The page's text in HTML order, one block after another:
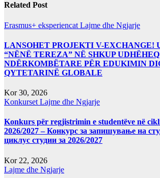
Related Post
Erasmus+ eksperiencat Lajme dhe Ngjarje
LANSOHET PROJEKTI V-EXCHANGE!
“NËNË TEREZA” NË SHKUP
NDËRKOMBËTARE PËR EDUKIMIN
QYTETARINË GLOBALE
Kor 30, 2026
Konkurset Lajme dhe Ngjarje
Konkurs për regjistrimin e studentëve në
2026/2027 – Конкурс за запишување на
циклус студии за 2026/2027
Kor 22, 2026
Lajme dhe Ngjarje